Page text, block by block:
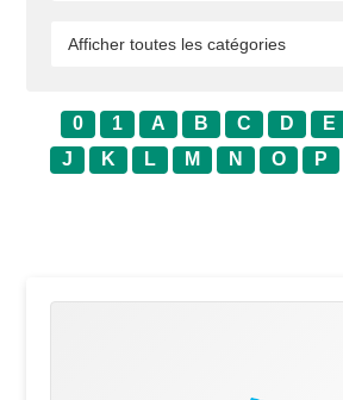
0 1 A B C D E
J
K L M N O P